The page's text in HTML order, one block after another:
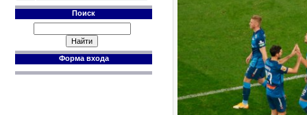
Поиск
Форма входа